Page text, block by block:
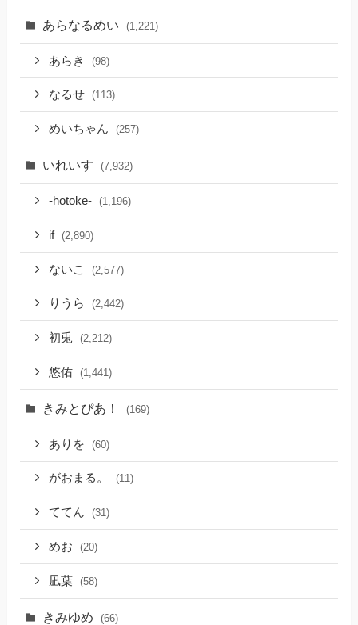
あらなるめい (1,221)
あらき (98)
なるせ (113)
めいちゃん (257)
いれいす (7,932)
-hotoke- (1,196)
if (2,890)
ないこ (2,577)
りうら (2,442)
初兎 (2,212)
悠佑 (1,441)
きみとぴあ！ (169)
ありを (60)
がおまる。 (11)
ててん (31)
めお (20)
凪葉 (58)
きみゆめ (66)